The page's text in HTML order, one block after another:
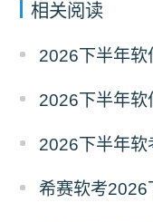
相关阅读
2026下半年软
2026下半年软